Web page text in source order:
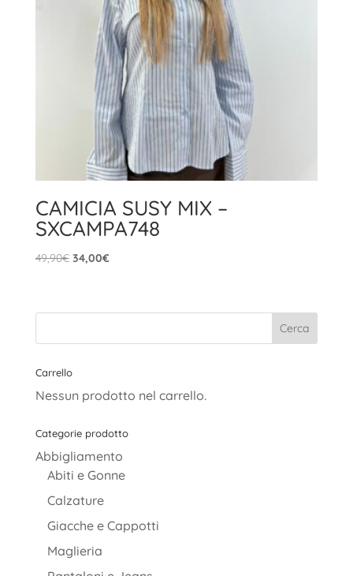
CAMICIA SUSY MIX –
SXCAMPA748
49,90€ Il
era:
34,00€Il
è:
Carrello
Nessun prodotto nel carrello.
Categorie prodotto
Abbigliamento
Abiti e Gonne
Calzature
Giacche e Cappotti
Maglieria